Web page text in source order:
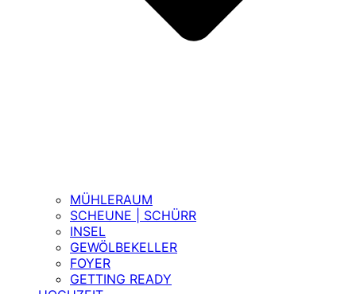
MÜHLERAUM
SCHEUNE | SCHÜRR
INSEL
GEWÖLBEKELLER
FOYER
GETTING READY